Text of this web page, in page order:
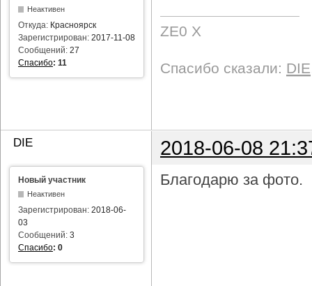
Неактивен
Откуда: Красноярск
Зарегистрирован: 2017-11-08
Сообщений: 27
Спасибо: 11
ZE0 X
Спасибо сказали: DIE
DIE 2018-06-08
Новый участник
Неактивен
Зарегистрирован: 2018-06-
03
Сообщений: 3
Спасибо: 0
Благодарю за фото.